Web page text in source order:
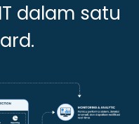
dalam satu